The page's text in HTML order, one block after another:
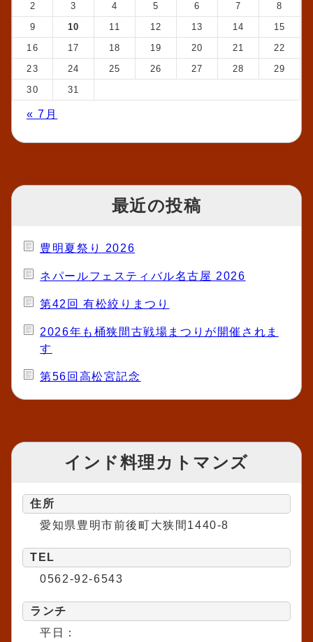
2
3 4 5 6 7
8
9
10 11 12 13 14
15
16
17 18 19 20 21
22
23
24 25 26 27 28
29
30
31
« 7月
最近の投稿
豊明夏祭り 2026
ネパールフェスティバル名古屋 2026
第42回 有松絞りまつり
2026年も桶狭間古戦場まつりが開催されま
す
第56回高松宮記念
インド料理カトマンズ
住所
愛知県豊明市前後町大狭間1440-8
TEL
0562-92-6543
ランチ
平日：